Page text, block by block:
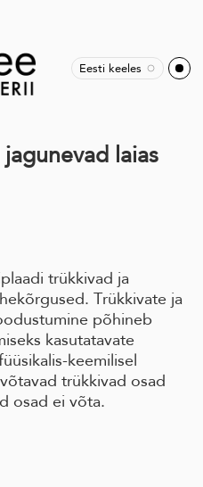
Eesti keeles
laias
trükkivad ja
Trükkivate ja
põhineb
kasutatavate
keemilisel
trükkivad osad
osad ei võta.